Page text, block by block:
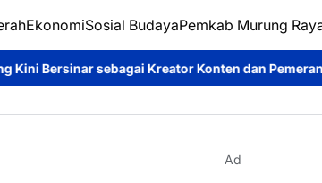
EkonomiSosial BudayaPemkab Murung
Konten dan Pemeran Sinetron Dina
Ad